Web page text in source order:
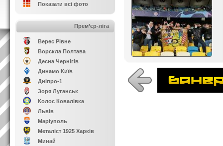
Показати всі фото
Прем’єр-ліга
Верес Рівне
Ворскла Полтава
Десна Чернігів
Динамо Київ
Дніпро-1
Зоря Луганськ
Колос Ковалівка
Львів
Маріуполь
Металіст 1925 Харків
Минай